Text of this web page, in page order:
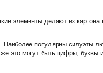
элементы делают из
популярны силуэты
это могут быть цифры,